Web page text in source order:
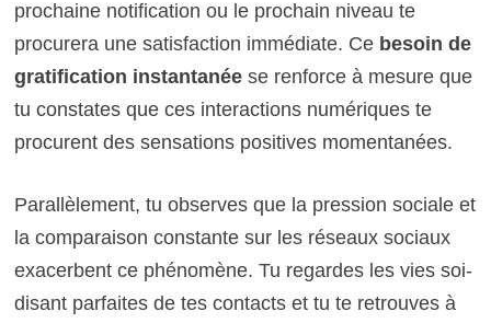
prochaine notification ou le prochain niveau te
procurera une satisfaction immédiate. Ce besoin de
gratification instantanéese renforce à mesure que
tu constates que ces interactions numériques te
procurent des sensations positives momentanées.
Parallèlement, tu observes que la pression sociale et
la comparaison constante sur les réseaux sociaux
exacerbent ce phénomène. Tu regardes les vies soi-
disant parfaites de tes contacts et tu te retrouves à